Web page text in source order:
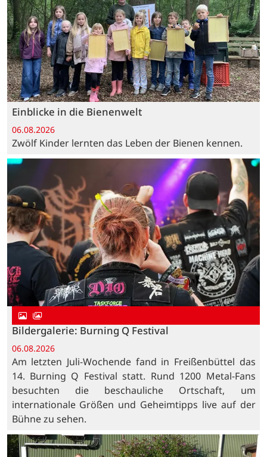
Einblicke in die Bienenwelt
06.08.2026
Zwölf Kinder lernten das Leben der Bienen kennen.
Bildergalerie: Burning Q Festival
06.08.2026
Am letzten Juli-Wochende fand in Freißenbüttel das
14. Burning Q Festival statt. Rund 1200 Metal-Fans
besuchten die beschauliche Ortschaft, um
internationale Größen und Geheimtipps live auf der
Bühne zu sehen.